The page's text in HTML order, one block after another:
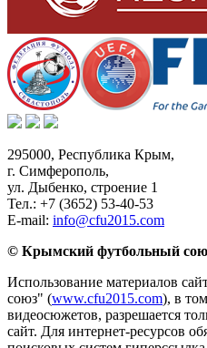
295000, Республика Крым,
г. Симферополь,
ул. Дыбенко, строение 1
Тел.: +7 (3652) 53-40-53
E-mail: info@cfu2015.com
© Крымский футбольный
Использование материалов
союз" (www.cfu2015.com), в
видеосюжетов, разрешается
сайт. Для интернет-ресурсов